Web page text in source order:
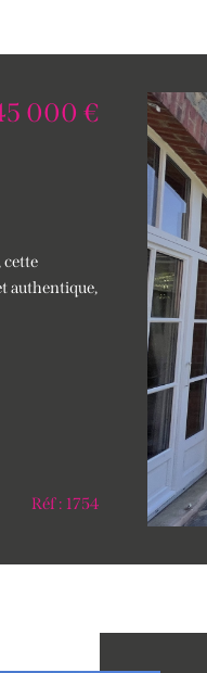
000 €
cette
authentique,
Réf : 1754